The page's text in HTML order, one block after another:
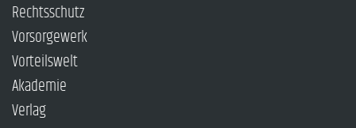
Rechtsschutz
Vorsorgewerk
Vorteilswelt
Akademie
Verlag